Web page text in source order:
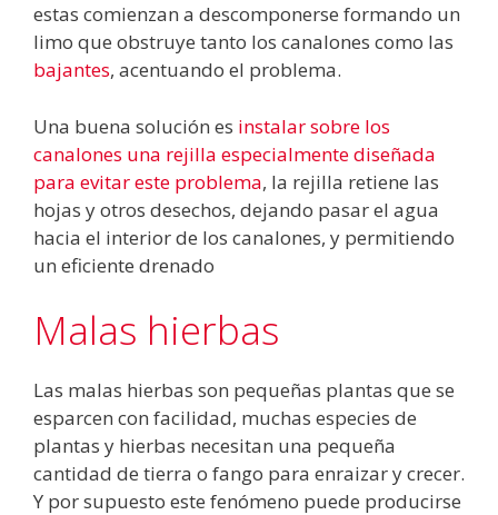
estas comienzan a descomponerse formando un
limo que obstruye tanto los canalones como las
bajantes, acentuando el problema.
Una buena solución es instalar sobre los
canalones una rejilla especialmente diseñada
para evitar este problema, la rejilla retiene las
hojas y otros desechos, dejando pasar el agua
hacia el interior de los canalones, y permitiendo
un eficiente drenado
Malas hierbas
Las malas hierbas son pequeñas plantas que se
esparcen con facilidad, muchas especies de
plantas y hierbas necesitan una pequeña
cantidad de tierra o fango para enraizar y crecer.
Y por supuesto este fenómeno puede producirse